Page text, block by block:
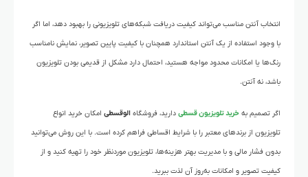
انتخاب آنتن مناسب می‌تواند کیفیت دریافت شبکه‌های تلویزیونی را بهبود دهد، اما اگر
با وجود استفاده از یک آنتن استاندارد همچنان با کیفیت پایین تصویر، نمایش نامناسب
رنگ‌ها یا امکانات محدود مواجه هستید، احتمال دارد مشکل از قدیمی بودن تلویزیون
باشد، نه آنتن.
اگر تصمیم به خرید تلویزیون قسطی دارید، فروشگاه الوقسطی امکان خرید انواع
تلویزیون از برندهای معتبر را با شرایط اقساطی فراهم کرده است. با این روش می‌توانید
بدون فشار مالی و با مدیریت بهتر هزینه‌ها، تلویزیون موردنظر خود را تهیه کنید و از
کیفیت تصویر و امکانات به‌روز آن لذت ببرید.